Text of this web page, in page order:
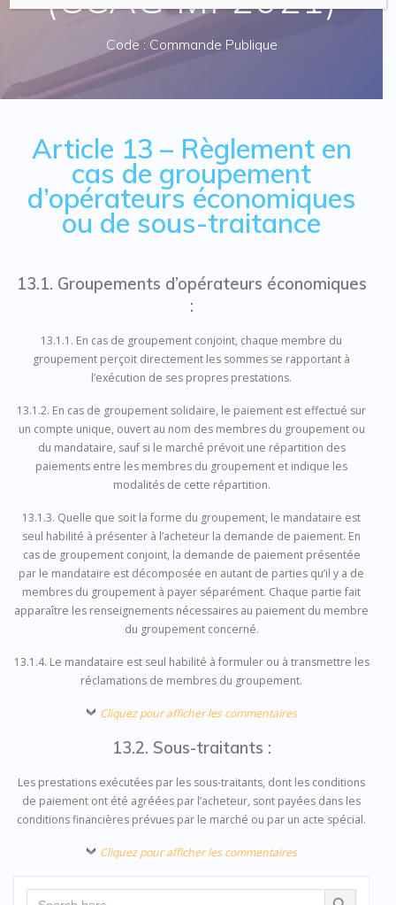
Code : Commande Publique
Article 13 – Règlement en
cas de groupement
d’opérateurs économiques
ou de sous-traitance
13.1. Groupements d’opérateurs économiques
:
13.1.1. En cas de groupement conjoint, chaque membre du
groupement perçoit directement les sommes se rapportant à
l’exécution de ses propres prestations.
13.1.2. En cas de groupement solidaire, le paiement est effectué sur
un compte unique, ouvert au nom des membres du groupement ou
du mandataire, sauf si le marché prévoit une répartition des
paiements entre les membres du groupement et indique les
modalités de cette répartition.
13.1.3. Quelle que soit la forme du groupement, le mandataire est
seul habilité à présenter à l’acheteur la demande de paiement. En
cas de groupement conjoint, la demande de paiement présentée
par le mandataire est décomposée en autant de parties qu’il y a de
membres du groupement à payer séparément. Chaque partie fait
apparaître les renseignements nécessaires au paiement du membre
du groupement concerné.
13.1.4. Le mandataire est seul habilité à formuler ou à transmettre les
réclamations de membres du groupement.
Cliquez pour afficher les commentaires
13.2. Sous-traitants :
Les prestations exécutées par les sous-traitants, dont les conditions
de paiement ont été agréées par l’acheteur, sont payées dans les
conditions financières prévues par le marché ou par un acte spécial.
Cliquez pour afficher les commentaires
Search Search Button